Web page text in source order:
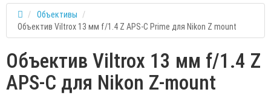
Объективы
Объектив Viltrox 13 мм f/1.4 Z APS-C Prime для Nikon Z mount
Объектив Viltrox 13 мм f/1.4 Z
APS-C для Nikon Z-mount